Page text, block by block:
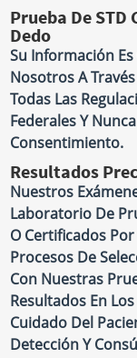
Prueba De STD
Dedo
Su Información
Nosotros A
Todas Las
Federales Y
Consentimiento.
Resultados
Nuestros
Laboratorio De
O Certificados
Procesos De
Con Nuestras
Resultados En
Cuidado Del
Detección Y